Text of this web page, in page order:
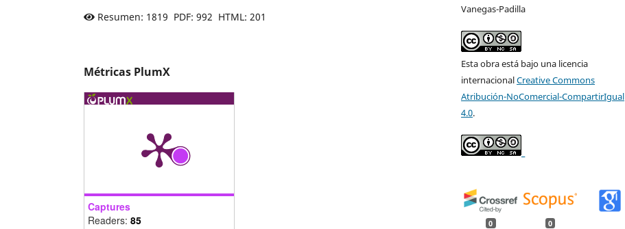
Resumen: 1819 PDF: 992 HTML: 201
Métricas PlumX
Captures
Readers: 85
Vanegas-Padilla
Esta obra está bajo una licencia
internacionalCreative Commons
Atribución-NoComercial-CompartirIgual
4.0.
0 0